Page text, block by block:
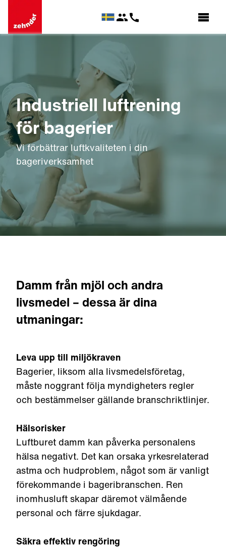
Industriell luftrening
för bagerier
Vi förbättrar luftkvaliteten i din
bageriverksamhet
Damm från mjöl och andra
livsmedel – dessa är dina
utmaningar:
Leva upp till miljökraven
Bagerier, liksom alla livsmedelsföretag,
måste noggrant följa myndigheters regler
och bestämmelser gällande branschriktlinjer.
Hälsorisker
Luftburet damm kan påverka personalens
hälsa negativt. Det kan orsaka yrkesrelaterad
astma och hudproblem, något som är vanligt
förekommande i bageribranschen. Ren
inomhusluft skapar däremot välmående
personal och färre sjukdagar.
Säkra effektiv rengöring